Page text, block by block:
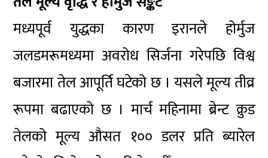
मध्यपूर्व युद्धका कारण इरानले होर्मुज
जलडमरूमध्यमा अवरोध सिर्जना गरेपछि विश्व
बजारमा तेल आपूर्ति घटेको छ । यसले मूल्य तीव्र
रूपमा बढाएको छ । मार्च महिनामा ब्रेन्ट क्रुड
तेलको मूल्य औसत १०० डलर प्रति ब्यारेल